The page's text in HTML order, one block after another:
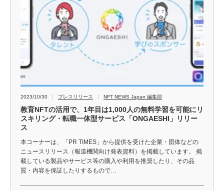
2023/10/30 プレスリリース NFT NEWS Japan 編集部
教育NFTの活用で、1年目は1,000人の無料学習を可能にリ
スキリング・転職一体型サービス「ONGAESHI」リリー
ス
本コーナーは、「PR TIMES」から提供を受けた企業・団体などの
ニュースリリース（報道機関向け発表資料）を掲載しています。 掲
載している製品やサービス等の購入や利用を推奨したり、その品
質・内容を保証したりするもので…